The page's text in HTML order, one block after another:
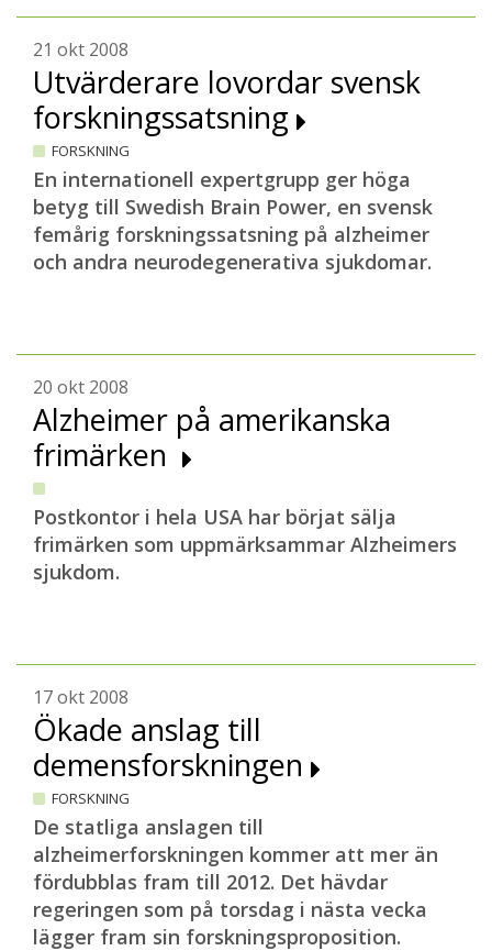
21 okt 2008
Utvärderare lovordar svensk
forskningssatsning
FORSKNING
En internationell expertgrupp ger höga
betyg till Swedish Brain Power, en svensk
femårig forskningssatsning på alzheimer
och andra neurodegenerativa sjukdomar.
20 okt 2008
Alzheimer på amerikanska
frimärken
Postkontor i hela USA har börjat sälja
frimärken som uppmärksammar Alzheimers
sjukdom.
17 okt 2008
Ökade anslag till
demensforskningen
FORSKNING
De statliga anslagen till
alzheimerforskningen kommer att mer än
fördubblas fram till 2012. Det hävdar
regeringen som på torsdag i nästa vecka
lägger fram sin forskningsproposition.